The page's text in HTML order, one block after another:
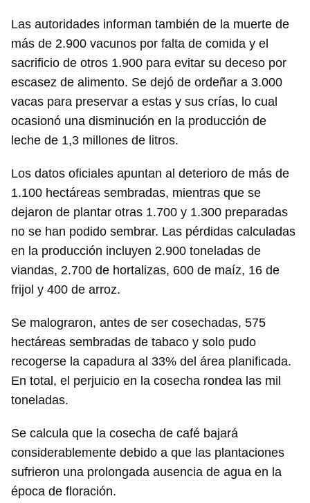
Las autoridades informan también de la muerte de
más de 2.900 vacunos por falta de comida y el
sacrificio de otros 1.900 para evitar su deceso por
escasez de alimento. Se dejó de ordeñar a 3.000
vacas para preservar a estas y sus crías, lo cual
ocasionó una disminución en la producción de
leche de 1,3 millones de litros.
Los datos oficiales apuntan al deterioro de más de
1.100 hectáreas sembradas, mientras que se
dejaron de plantar otras 1.700 y 1.300 preparadas
no se han podido sembrar. Las pérdidas calculadas
en la producción incluyen 2.900 toneladas de
viandas, 2.700 de hortalizas, 600 de maíz, 16 de
frijol y 400 de arroz.
Se malograron, antes de ser cosechadas, 575
hectáreas sembradas de tabaco y solo pudo
recogerse la capadura al 33% del área planificada.
En total, el perjuicio en la cosecha rondea las mil
toneladas.
Se calcula que la cosecha de café bajará
considerablemente debido a que las plantaciones
sufrieron una prolongada ausencia de agua en la
época de floración.